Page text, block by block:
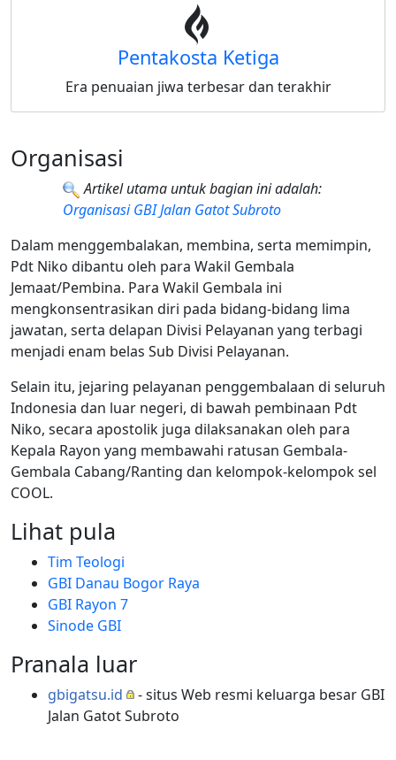
Pentakosta Ketiga
Era penuaian jiwa terbesar dan terakhir
Organisasi
Artikel utama untuk bagian ini adalah:
Organisasi GBI Jalan Gatot Subroto
Dalam menggembalakan, membina, serta memimpin,
Pdt Niko dibantu oleh para Wakil Gembala
Jemaat/Pembina. Para Wakil Gembala ini
mengkonsentrasikan diri pada bidang-bidang lima
jawatan, serta delapan Divisi Pelayanan yang terbagi
menjadi enam belas Sub Divisi Pelayanan.
Selain itu, jejaring pelayanan penggembalaan di seluruh
Indonesia dan luar negeri, di bawah pembinaan Pdt
Niko, secara apostolik juga dilaksanakan oleh para
Kepala Rayon yang membawahi ratusan Gembala-
Gembala Cabang/Ranting dan kelompok-kelompok sel
COOL.
Lihat pula
Tim Teologi
GBI Danau Bogor Raya
GBI Rayon 7
Sinode GBI
Pranala luar
gbigatsu.id
- situs Web resmi keluarga besar GBI
Jalan Gatot Subroto